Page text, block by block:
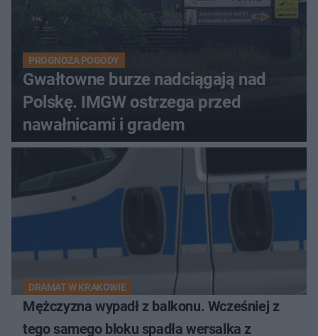
PROGNOZA POGODY
Gwałtowne burze nadciągają nad
Polskę. IMGW ostrzega przed
nawałnicami i gradem
DRAMAT W KRAKOWIE
Mężczyzna wypadł z balkonu. Wcześniej z
tego samego bloku spadła wersalka z